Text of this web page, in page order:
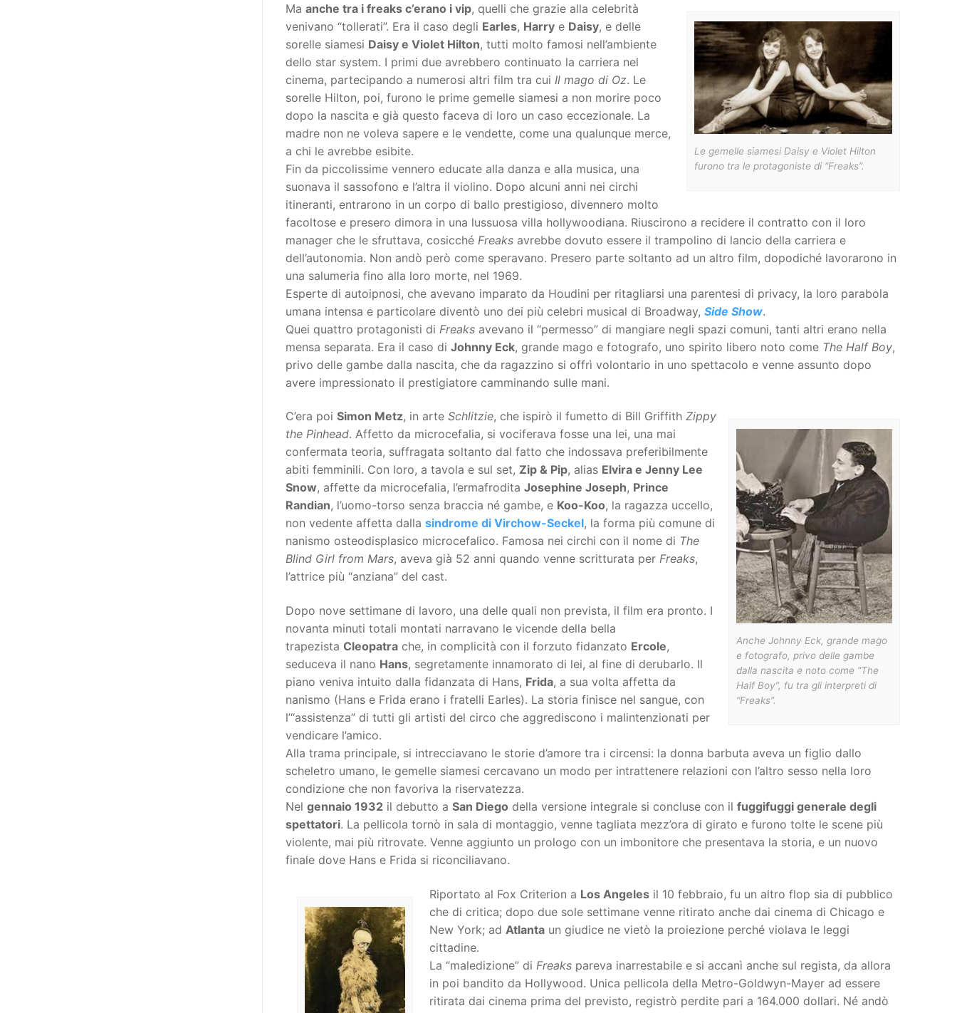
Le gemelle siamesi Daisy e Violet Hilton
furono tra le protagoniste di “Freaks”.
Ma anche tra i freaks c’erano i vip, quelli che grazie alla celebrità
venivano “tollerati”. Era il caso degli Earles, Harry e Daisy, e delle
sorelle siamesi Daisy e Violet Hilton, tutti molto famosi nell’ambiente
dello star system. I primi due avrebbero continuato la carriera nel
cinema, partecipando a numerosi altri film tra cui Il mago di Oz. Le
sorelle Hilton, poi, furono le prime gemelle siamesi a non morire poco
dopo la nascita e già questo faceva di loro un caso eccezionale. La
madre non ne voleva sapere e le vendette, come una qualunque merce,
a chi le avrebbe esibite.
Fin da piccolissime vennero educate alla danza e alla musica, una
suonava il sassofono e l’altra il violino. Dopo alcuni anni nei circhi
itineranti, entrarono in un corpo di ballo prestigioso, divennero molto
facoltose e presero dimora in una lussuosa villa hollywoodiana. Riuscirono a recidere il contratto con il loro
manager che le sfruttava, cosicché Freaks avrebbe dovuto essere il trampolino di lancio della carriera e
dell’autonomia. Non andò però come speravano. Presero parte soltanto ad un altro film, dopodiché lavorarono in
una salumeria fino alla loro morte, nel 1969.
Esperte di autoipnosi, che avevano imparato da Houdini per ritagliarsi una parentesi di privacy, la loro parabola
umana intensa e particolare diventò uno dei più celebri musical di Broadway, Side Show.
Quei quattro protagonisti di Freaks avevano il “permesso” di mangiare negli spazi comuni, tanti altri erano nella
mensa separata. Era il caso di Johnny Eck, grande mago e fotografo, uno spirito libero noto come The Half Boy,
privo delle gambe dalla nascita, che da ragazzino si offrì volontario in uno spettacolo e venne assunto dopo
avere impressionato il prestigiatore camminando sulle mani.
Anche Johnny Eck, grande mago
e fotografo, privo delle gambe
dalla nascita e noto come “The
Half Boy”, fu tra gli interpreti di
“Freaks”.
C’era poi Simon Metz, in arte Schlitzie, che ispirò il fumetto di Bill Griffith Zippy
the Pinhead. Affetto da microcefalia, si vociferava fosse una lei, una mai
confermata teoria, suffragata soltanto dal fatto che indossava preferibilmente
abiti femminili. Con loro, a tavola e sul set, Zip & Pip, alias Elvira e Jenny Lee
Snow, affette da microcefalia, l’ermafrodita Josephine Joseph, Prince
Randian, l’uomo-torso senza braccia né gambe, e Koo-Koo, la ragazza uccello,
non vedente affetta dalla sindrome di Virchow-Seckel, la forma più comune di
nanismo osteodisplasico microcefalico. Famosa nei circhi con il nome di The
Blind Girl from Mars, aveva già 52 anni quando venne scritturata per Freaks,
l’attrice più “anziana” del cast.
Dopo nove settimane di lavoro, una delle quali non prevista, il film era pronto. I
novanta minuti totali montati narravano le vicende della bella
trapezista Cleopatra che, in complicità con il forzuto fidanzato Ercole,
seduceva il nano Hans, segretamente innamorato di lei, al fine di derubarlo. Il
piano veniva intuito dalla fidanzata di Hans, Frida, a sua volta affetta da
nanismo (Hans e Frida erano i fratelli Earles). La storia finisce nel sangue, con
l’“assistenza” di tutti gli artisti del circo che aggrediscono i malintenzionati per
vendicare l’amico.
Alla trama principale, si intrecciavano le storie d’amore tra i circensi: la donna barbuta aveva un figlio dallo
scheletro umano, le gemelle siamesi cercavano un modo per intrattenere relazioni con l’altro sesso nella loro
condizione che non favoriva la riservatezza.
Nel gennaio 1932 il debutto a San Diego della versione integrale si concluse con il fuggifuggi generale degli
spettatori. La pellicola tornò in sala di montaggio, venne tagliata mezz’ora di girato e furono tolte le scene più
violente, mai più ritrovate. Venne aggiunto un prologo con un imbonitore che presentava la storia, e un nuovo
finale dove Hans e Frida si riconciliavano.
Riportato al Fox Criterion a Los Angelesil 10 febbraio, fu un altro flop sia di pubblico
che di critica; dopo due sole settimane venne ritirato anche dai cinema di Chicago e
New York; ad Atlantaun giudice ne vietò la proiezione perché violava le leggi
cittadine.
La “maledizione” di Freakspareva inarrestabile e si accanì anche sul regista, da allora
in poi bandito da Hollywood. Unica pellicola della Metro-Goldwyn-Mayer ad essere
ritirata dai cinema prima del previsto, registrò perdite pari a 164.000 dollari. Né andò